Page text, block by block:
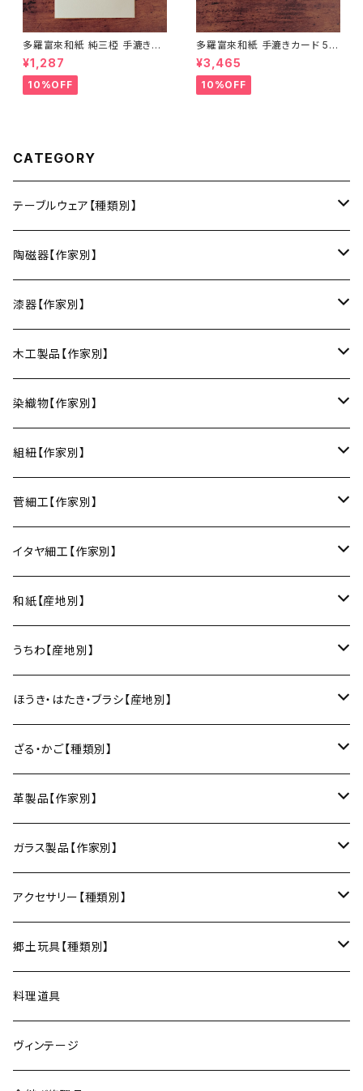
多羅富來和紙 純三椏 手漉き便
箋 10枚入り【伊予和紙】【愛媛県
四国中央市】【伝統工芸品】【民
藝品】【ギフト プレゼント】【父の
日 お誕生日】
¥1,287
10%OFF
多羅富來和紙 手漉きカード 50
枚入り【伊予和紙】【愛媛県四国
中央市】【伝統工芸品】【民藝品】
【ギフト プレゼント】【父の日 お
誕生日】
¥3,465
10%OFF
CATEGORY
テーブルウェア【種類別】
お皿
豆皿
丸皿
小鉢・中鉢・大鉢
小鉢
中鉢
ご飯茶碗
お椀・ボウル
お椀
丼
湯呑・カップ
マグカップ
フリーカップ
酒器
ぐい呑み・盃
徳利
蓋物・キャニスター
そば猪口
箸・カトラリー
箸
箸置き
菓子切
土鍋
鍋敷き・コースター
鍋敷き
ポットマット
陶磁器【作家別】
小春花窯（瀬戸焼／愛知）
HORITSUKE（瀬戸焼／愛知）
馬の目皿
AND C（瀬戸焼／愛知）
Trace Face（瀬戸焼／愛知）
m.m.d.（瀬戸焼／愛知）
LUC DE BOECK（京都）
小山研一（京都）
中村譲司（京都）
俊彦窯（丹波焼／兵庫）
Fuji窯（備前焼／岡山）
仁堂窯 大森宏明（備前焼／岡山）
梅山窯（砥部焼／愛媛）
宗像窯（会津本郷焼／福島）
松永窯（大堀相馬焼／福島）
黒照 クロテラス（大堀相馬焼／福島）
唐木田窯（松代焼／長野）
漆器【作家別】
中田漆木（香川）
庵治漆 -AJIURUSHI
讃岐石地塗
erakko（京都）
suosikki（京都）
うるしおいしおはし
木工製品【作家別】
りょうび庵（曲げわっぱ／秋田）
erakko（木と漆／京都）
甲斐のぶお工房（竹のカトラリー／大分）
染織物【作家別】
藤本つむぎ工房（上田紬／長野）
巾着袋
ブックカバー
清原遥（テキスタイル／滋賀）
KOMOREBI
朝焼け
藍染屋ほうね（藍染／静岡）
京都のれん（風呂敷／京都）
小風呂敷（約50cm角）
2巾風呂敷（約70cm角）
Sugee textile（国産手ぬぐい）
向井詩織（ブロックプリント／インド）
組紐【作家別】
昇苑くみひも（京都）
リング
ブレスレット
菅細工【作家別】
深江菅細工（大阪）
イタヤ細工【作家別】
角館イタヤ工芸（秋田）
民芸イタヤ工房（秋田）
和紙【産地別】
出雲民藝紙（島根）
多羅富來和紙（愛媛）
八尾和紙（富山）
美濃和紙（岐阜）
うちわ【産地別】
房州うちわ（千葉）
水うちわ（岐阜）
ほうき・はたき・ブラシ【産地別】
松本箒（長野）
棕櫚箒（和歌山）
和箒（栃木）
和箒（群馬）
ざる・かご【種類別】
盆ざる
かご
革製品【作家別】
Therese（奈良）
ガラス製品【作家別】
Taiga Glass（群馬）
アクセサリー【種類別】
ネックレス
ブレスレット
リング
郷土玩具【種類別】
会津張り子（福島）
料理道具
ヴィンテージ